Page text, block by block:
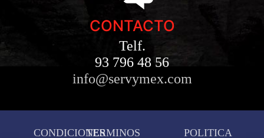
CONTACTO
Telf.
93 796 48 56
info@servymex.com
CONDICIONESTERMINOS POLITICA